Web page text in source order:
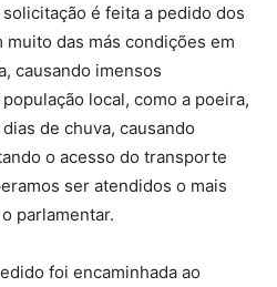
é feita a pedido dos
das más condições em
causando imensos
local, como a poeira,
de chuva, causando
o acesso do transporte
ser atendidos o mais
parlamentar.
foi encaminhada ao